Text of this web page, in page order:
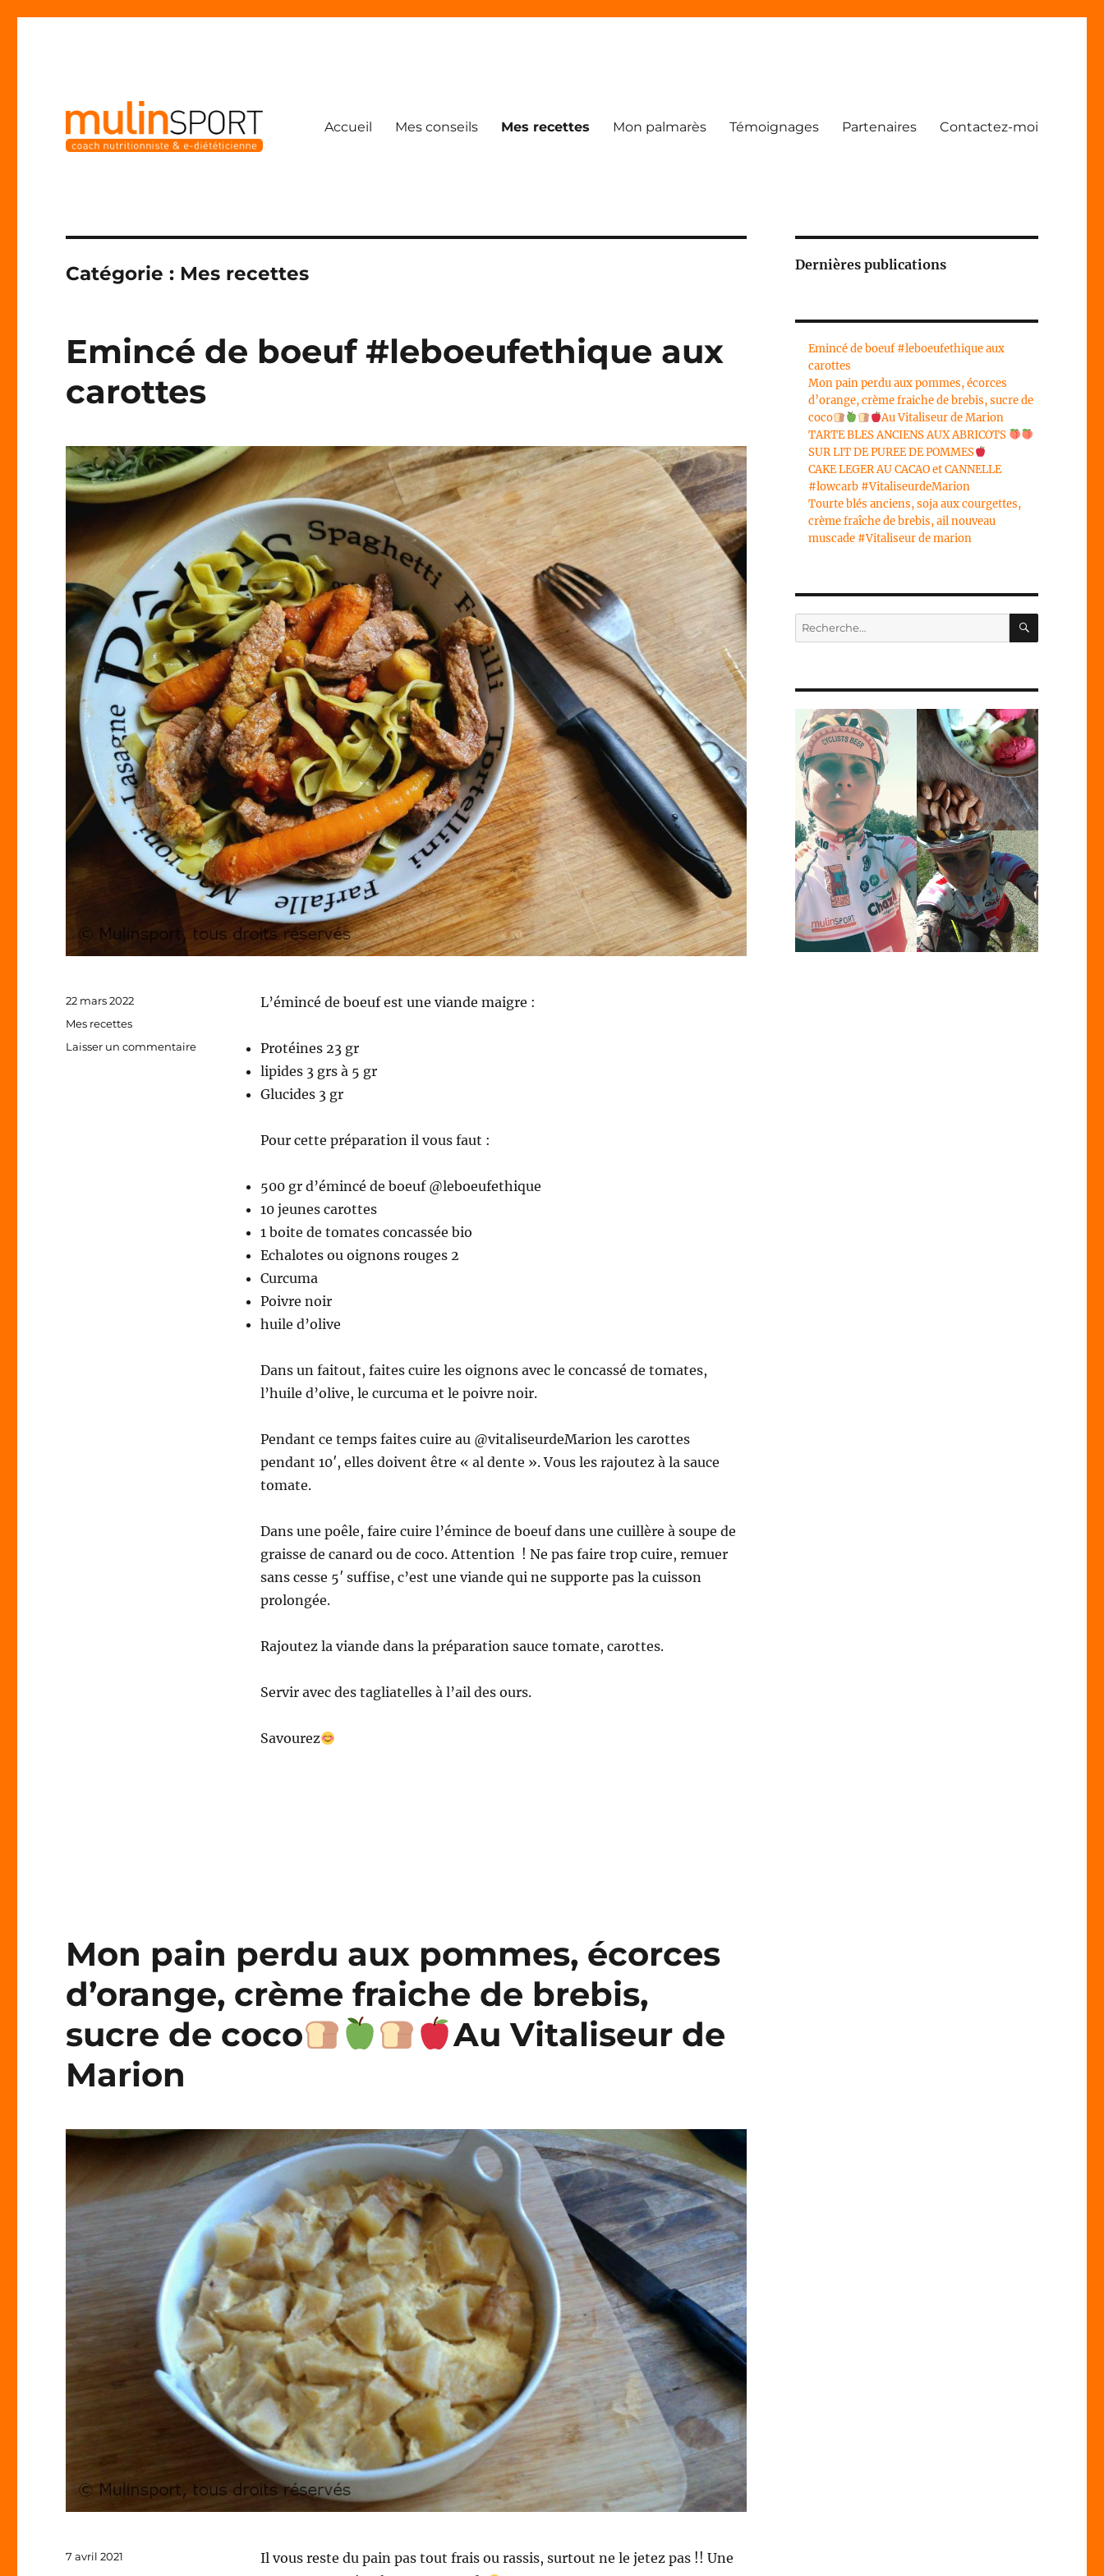
Accueil Mes conseils Mes recettes Mon palmarès Témoignages Partenaires Contactez-moi
Catégorie : Mes recettes
Emincé de boeuf #leboeufethique aux
carottes
L’émincé de boeuf est une viande maigre :
Protéines 23 gr
lipides 3 grs à 5 gr
Glucides 3 gr
Pour cette préparation il vous faut :
500 gr d’émincé de boeuf @leboeufethique
10 jeunes carottes
1 boite de tomates concassée bio
Echalotes ou oignons rouges 2
Curcuma
Poivre noir
huile d’olive
Dans un faitout, faites cuire les oignons avec le concassé de tomates,
l’huile d’olive, le curcuma et le poivre noir.
Pendant ce temps faites cuire au @vitaliseurdeMarion les carottes
pendant 10′, elles doivent être « al dente ». Vous les rajoutez à la sauce
tomate.
Dans une poêle, faire cuire l’émince de boeuf dans une cuillère à soupe de
graisse de canard ou de coco. Attention ! Ne pas faire trop cuire, remuer
sans cesse 5′ suffise, c’est une viande qui ne supporte pas la cuisson
prolongée.
Rajoutez la viande dans la préparation sauce tomate, carottes.
Servir avec des tagliatelles à l’ail des ours.
Savourez
Publié
le
22 mars 2022
Catégories
Mes recettes
Laisser un commentairesur
Mon pain perdu aux pommes, écorces
d’orange, crème fraiche de brebis,
sucre de coco
Au Vitaliseur de
Marion
Il vous reste du pain pas tout frais ou rassis, surtout ne le jetez pas !! Une
Publié
7 avril 2021
Dernières publications
Emincé de boeuf #leboeufethique aux
carottes
Mon pain perdu aux pommes, écorces
d’orange, crème fraiche de brebis, sucre de
coco
Au Vitaliseur de Marion
TARTE BLES ANCIENS AUX ABRICOTS
SUR LIT DE PUREE DE POMMES
CAKE LEGER AU CACAO et CANNELLE
#lowcarb #VitaliseurdeMarion
Tourte blés anciens, soja aux courgettes,
crème fraîche de brebis, ail nouveau
muscade #Vitaliseur de marion
Recherche
pour :